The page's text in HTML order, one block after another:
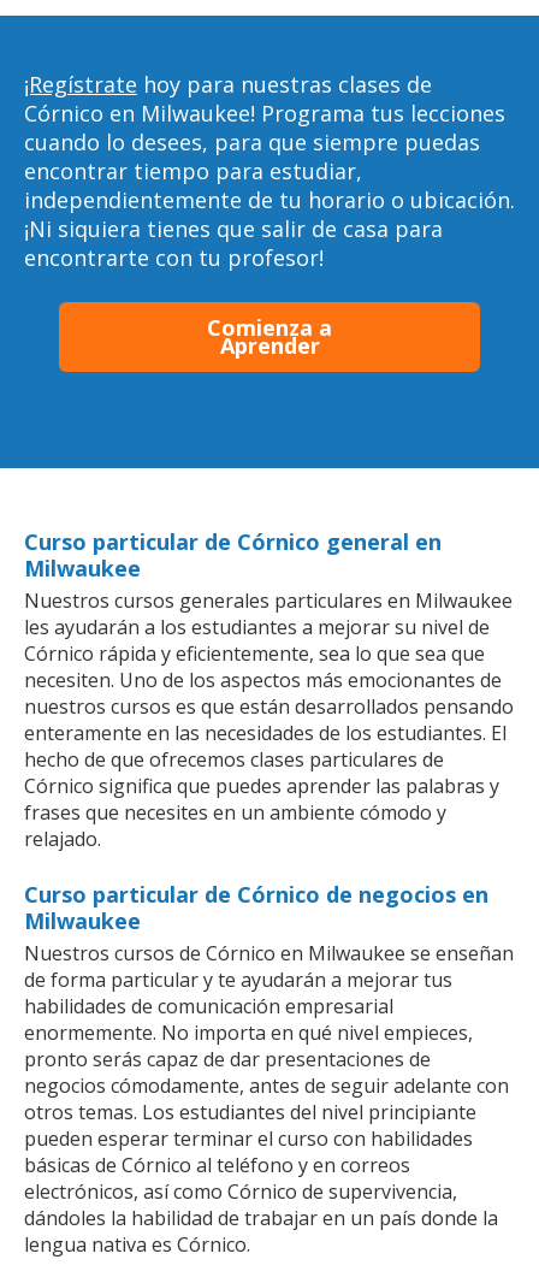
¡Regístrate hoy para nuestras clases de
Córnico en Milwaukee! Programa tus lecciones
cuando lo desees, para que siempre puedas
encontrar tiempo para estudiar,
independientemente de tu horario o ubicación.
¡Ni siquiera tienes que salir de casa para
encontrarte con tu profesor!
Comienza a
Aprender
Curso particular de Córnico general en
Milwaukee
Nuestros cursos generales particulares en Milwaukee
les ayudarán a los estudiantes a mejorar su nivel de
Córnico rápida y eficientemente, sea lo que sea que
necesiten. Uno de los aspectos más emocionantes de
nuestros cursos es que están desarrollados pensando
enteramente en las necesidades de los estudiantes. El
hecho de que ofrecemos clases particulares de
Córnico significa que puedes aprender las palabras y
frases que necesites en un ambiente cómodo y
relajado.
Curso particular de Córnico de negocios en
Milwaukee
Nuestros cursos de Córnico en Milwaukee se enseñan
de forma particular y te ayudarán a mejorar tus
habilidades de comunicación empresarial
enormemente. No importa en qué nivel empieces,
pronto serás capaz de dar presentaciones de
negocios cómodamente, antes de seguir adelante con
otros temas. Los estudiantes del nivel principiante
pueden esperar terminar el curso con habilidades
básicas de Córnico al teléfono y en correos
electrónicos, así como Córnico de supervivencia,
dándoles la habilidad de trabajar en un país donde la
lengua nativa es Córnico.